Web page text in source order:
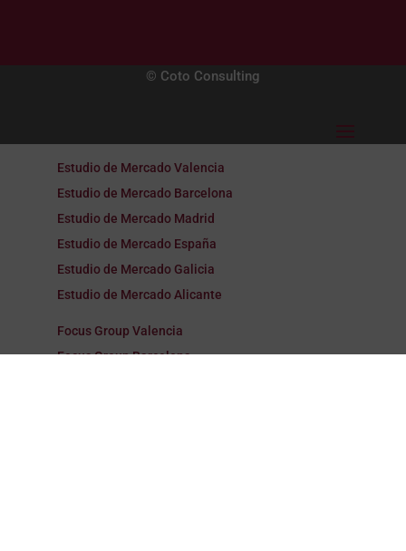
© Coto Consulting
Estudio de Mercado Valencia
Estudio de Mercado Barcelona
Estudio de Mercado Madrid
Estudio de Mercado España
Estudio de Mercado Galicia
Estudio de Mercado Alicante
Focus Group Valencia
Focus Group Barcelona